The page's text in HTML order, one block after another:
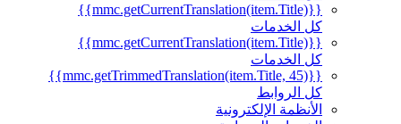
{{mmc.getCurrentTranslation(item.Title)}}
كل الخدمات
{{mmc.getCurrentTranslation(item.Title)}}
كل الخدمات
{{mmc.getTrimmedTranslation(item.Title, 45)}}
كل الروابط
الأنظمة الإلكترونية